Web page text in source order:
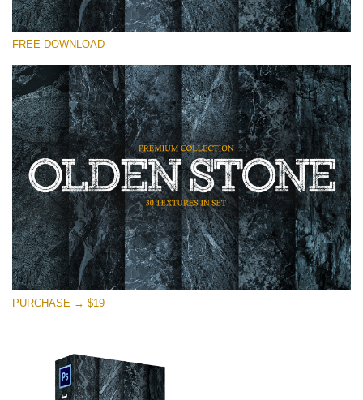
Xin hãy lựa chọn
Small 800*533px
Olden Stone
(30 Textures)
Large 6000*4000px
Entire Collection
(1783 Overlays)
Large 6000*4000px
Tải xuống miễn phí
FREE DOWNLOAD
PURCHASE → $19